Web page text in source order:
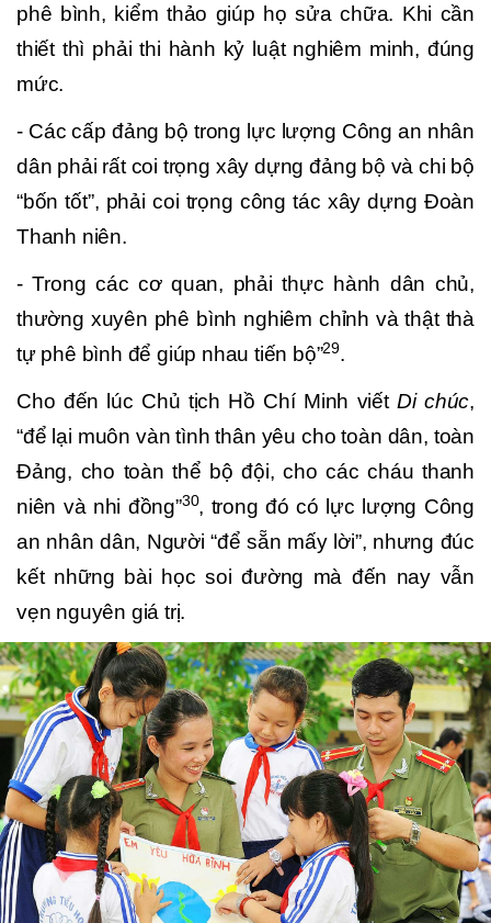
phê bình, kiểm thảo giúp họ sửa chữa. Khi cần
thiết thì phải thi hành kỷ luật nghiêm minh, đúng
mức.
- Các cấp đảng bộ trong lực lượng Công an nhân
dân phải rất coi trọng xây dựng đảng bộ và chi bộ
“bốn tốt”, phải coi trọng công tác xây dựng Đoàn
Thanh niên.
- Trong các cơ quan, phải thực hành dân chủ,
thường xuyên phê bình nghiêm chỉnh và thật thà
tự phê bình để giúp nhau tiến bộ”29.
Cho đến lúc Chủ tịch Hồ Chí Minh viếtDi chúc,
“để lại muôn vàn tình thân yêu cho toàn dân, toàn
Đảng, cho toàn thể bộ đội, cho các cháu thanh
niên và nhi đồng”30, trong đó có lực lượng Công
an nhân dân, Người “để sẵn mấy lời”, nhưng đúc
kết những bài học soi đường mà đến nay vẫn
vẹn nguyên giá trị.